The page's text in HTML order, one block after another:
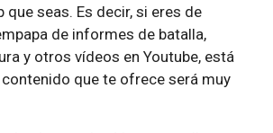
que seas. Es decir, si eres de
de informes de batalla,
y otros vídeos en Youtube, está
que te ofrece será muy